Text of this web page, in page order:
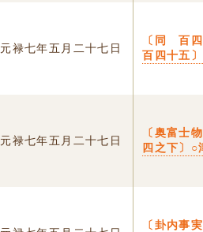
元禄七年五月二十七日
〔同 百
百四十五〕
元禄七年五月二十七日
〔奥富士
四之下〕○
〔卦内事